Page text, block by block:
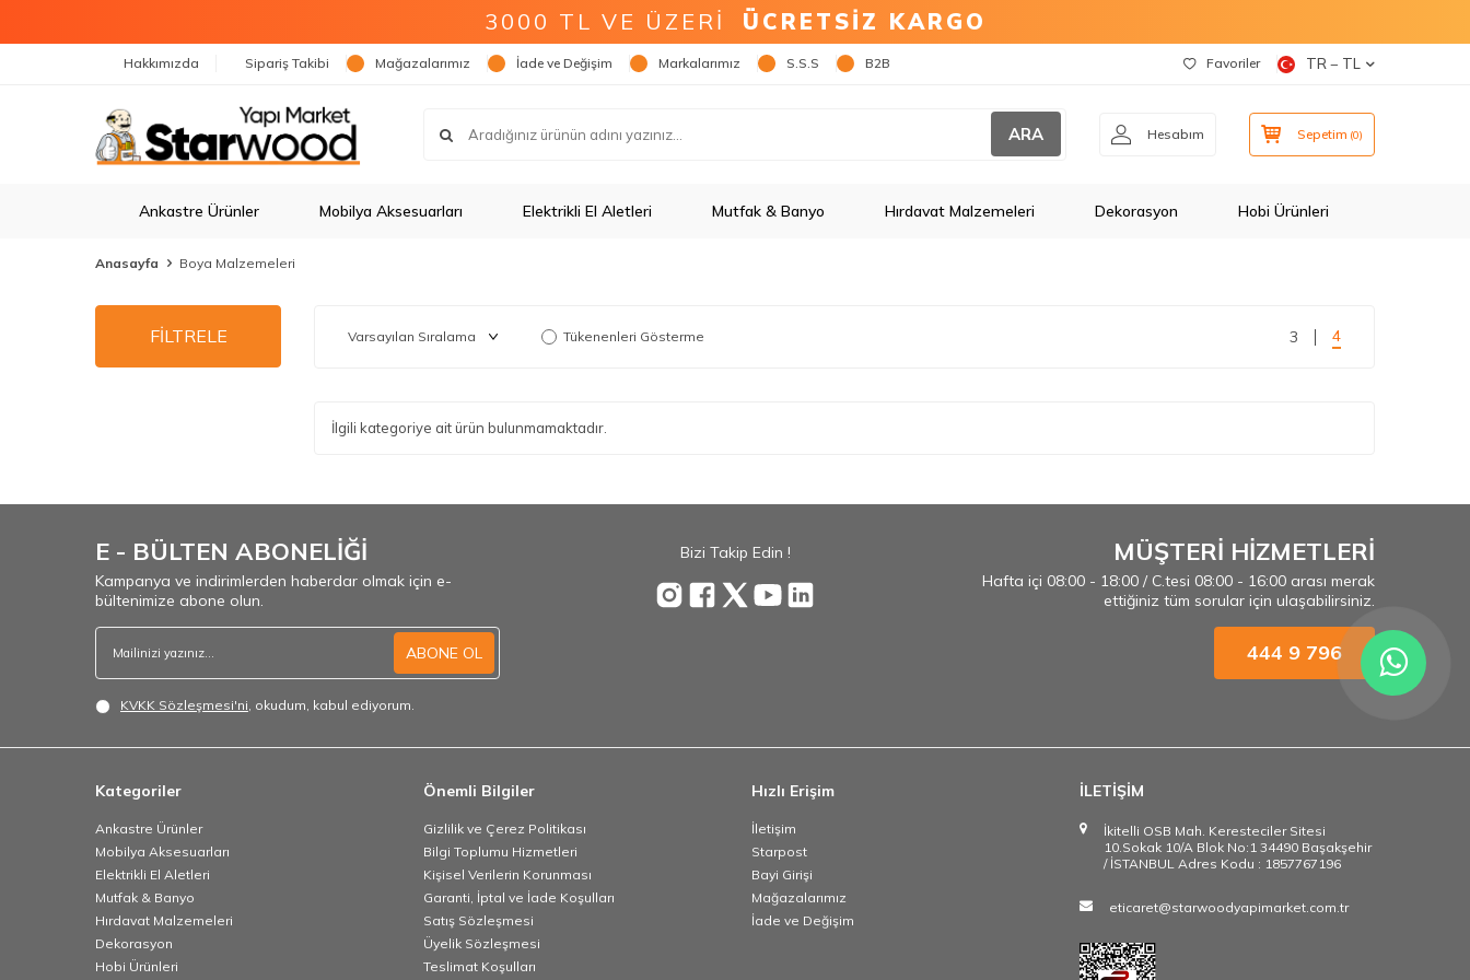
3000 TL VE ÜZERİ ÜCRETSİZ KARGO
Hakkımızda Sipariş Takibi Mağazalarımız İade ve Değişim Markalarımız S.S.S B2B Favoriler TR − TL
ARA Hesabım Sepetim (0)
Ankastre Ürünler Mobilya Aksesuarları Elektrikli El Aletleri Mutfak & Banyo Hırdavat Malzemeleri Dekorasyon Hobi Ürünleri
Anasayfa Boya Malzemeleri
FİLTRELE Tükenenleri Gösterme 3 4
İlgili kategoriye ait ürün bulunmamaktadır.
E - BÜLTEN ABONELİĞİ
Kampanya ve indirimlerden haberdar olmak için e-
bültenimize abone olun.
ABONE OL
KVKK Sözleşmesi'ni, okudum, kabul ediyorum.
Bizi Takip Edin ! MÜŞTERİ HİZMETLERİ
Hafta içi 08:00 - 18:00 / C.tesi 08:00 - 16:00 arası merak
ettiğiniz tüm sorular için ulaşabilirsiniz.
444 9 796
Kategoriler
Ankastre Ürünler
Mobilya Aksesuarları
Elektrikli El Aletleri
Mutfak & Banyo
Hırdavat Malzemeleri
Dekorasyon
Hobi Ürünleri
Önemli Bilgiler
Gizlilik ve Çerez Politikası
Bilgi Toplumu Hizmetleri
Kişisel Verilerin Korunması
Garanti, İptal ve İade Koşulları
Satış Sözleşmesi
Üyelik Sözleşmesi
Teslimat Koşulları
Hızlı Erişim
İletişim
Starpost
Bayi Girişi
Mağazalarımız
İade ve Değişim
İLETİŞİM
İkitelli OSB Mah. Keresteciler Sitesi
10.Sokak 10/A Blok No:1 34490 Başakşehir
/ İSTANBUL Adres Kodu : 1857767196
eticaret@starwoodyapimarket.com.tr